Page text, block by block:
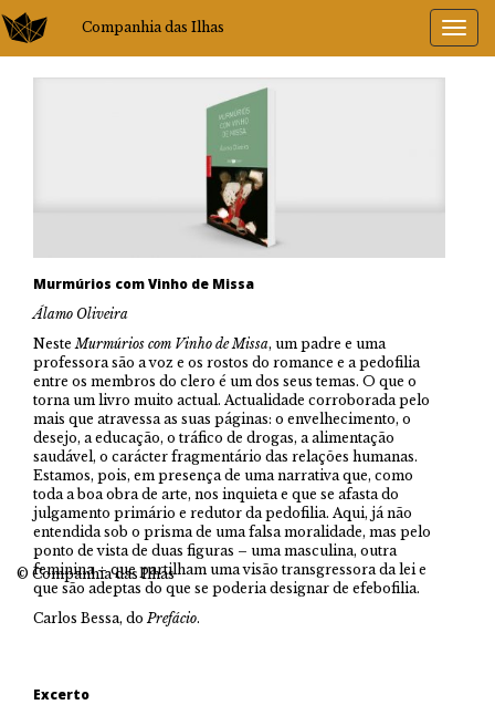
Companhia das Ilhas
Murmúrios com Vinho de Missa
Álamo Oliveira
NesteMurmúrios com Vinho de Missa, um padre e uma
professora são a voz e os rostos do romance e a pedofilia
entre os membros do clero é um dos seus temas. O que o
torna um livro muito actual. Actualidade corroborada pelo
mais que atravessa as suas páginas: o envelhecimento, o
desejo, a educação, o tráfico de drogas, a alimentação
saudável, o carácter fragmentário das relações humanas.
Estamos, pois, em presença de uma narrativa que, como
toda a boa obra de arte, nos inquieta e que se afasta do
julgamento primário e redutor da pedofilia. Aqui, já não
entendida sob o prisma de uma falsa moralidade, mas pelo
ponto de vista de duas figuras – uma masculina, outra
feminina – que partilham uma visão transgressora da lei e
que são adeptas do que se poderia designar de efebofilia.
Carlos Bessa, doPrefácio.
Excerto
© Companhia das Ilhas